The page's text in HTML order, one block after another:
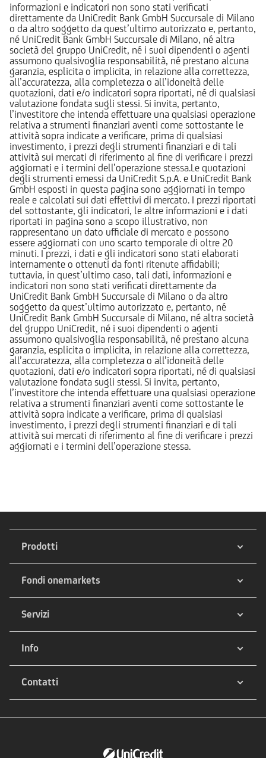
informazioni e indicatori non sono stati verificati
direttamente da UniCredit Bank GmbH Succursale di Milano
o da altro soggetto da quest’ultimo autorizzato e, pertanto,
né UniCredit Bank GmbH Succursale di Milano, né altra
società del gruppo UniCredit, né i suoi dipendenti o agenti
assumono qualsivoglia responsabilità, né prestano alcuna
garanzia, esplicita o implicita, in relazione alla correttezza,
all’accuratezza, alla completezza o all’idoneità delle
quotazioni, dati e/o indicatori sopra riportati, né di qualsiasi
valutazione fondata sugli stessi. Si invita, pertanto,
l’investitore che intenda effettuare una qualsiasi operazione
relativa a strumenti finanziari aventi come sottostante le
attività sopra indicate a verificare, prima di qualsiasi
investimento, i prezzi degli strumenti finanziari e di tali
attività sui mercati di riferimento al fine di verificare i prezzi
aggiornati e i termini dell’operazione stessa.Le quotazioni
degli strumenti emessi da UniCredit S.p.A. e UniCredit Bank
GmbH esposti in questa pagina sono aggiornati in tempo
reale e calcolati sui dati effettivi di mercato. I prezzi riportati
del sottostante, gli indicatori, le altre informazioni e i dati
riportati in pagina sono a scopo illustrativo, non
rappresentano un dato ufficiale di mercato e possono
essere aggiornati con uno scarto temporale di oltre 20
minuti. I prezzi, i dati e gli indicatori sono stati elaborati
internamente o ottenuti da fonti ritenute affidabili;
tuttavia, in quest’ultimo caso, tali dati, informazioni e
indicatori non sono stati verificati direttamente da
UniCredit Bank GmbH Succursale di Milano o da altro
soggetto da quest’ultimo autorizzato e, pertanto, né
UniCredit Bank GmbH Succursale di Milano, né altra società
del gruppo UniCredit, né i suoi dipendenti o agenti
assumono qualsivoglia responsabilità, né prestano alcuna
garanzia, esplicita o implicita, in relazione alla correttezza,
all’accuratezza, alla completezza o all’idoneità delle
quotazioni, dati e/o indicatori sopra riportati, né di qualsiasi
valutazione fondata sugli stessi. Si invita, pertanto,
l’investitore che intenda effettuare una qualsiasi operazione
relativa a strumenti finanziari aventi come sottostante le
attività sopra indicate a verificare, prima di qualsiasi
investimento, i prezzi degli strumenti finanziari e di tali
attività sui mercati di riferimento al fine di verificare i prezzi
aggiornati e i termini dell’operazione stessa.
Prodotti
Fondi onemarkets
Servizi
Info
Contatti